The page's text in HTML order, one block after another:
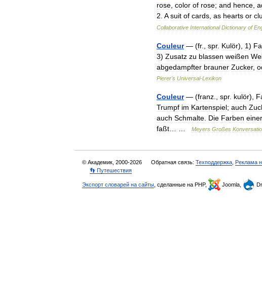
rose color of rose; and hence
2 A suit of cards as hearts or
Collaborative International Dictionary of
Couleur— (fr., spr. Kulör), 1)
3) Zusatz zu blassen weißen
abgedampfter brauner Zucker,
Pierer's Universal-Lexikon
Couleur— (franz spr. kulör),
Trumpf im Kartenspiel; auch
auch Schmalte Die Farben einer
faßt
Meyers Großes
© Академик, 2000-2026 Обратная связь: Техподдержка Реклама
👣 Путешествия
Экспорт словарей на сайты , сделанные на PHP, Joomla,